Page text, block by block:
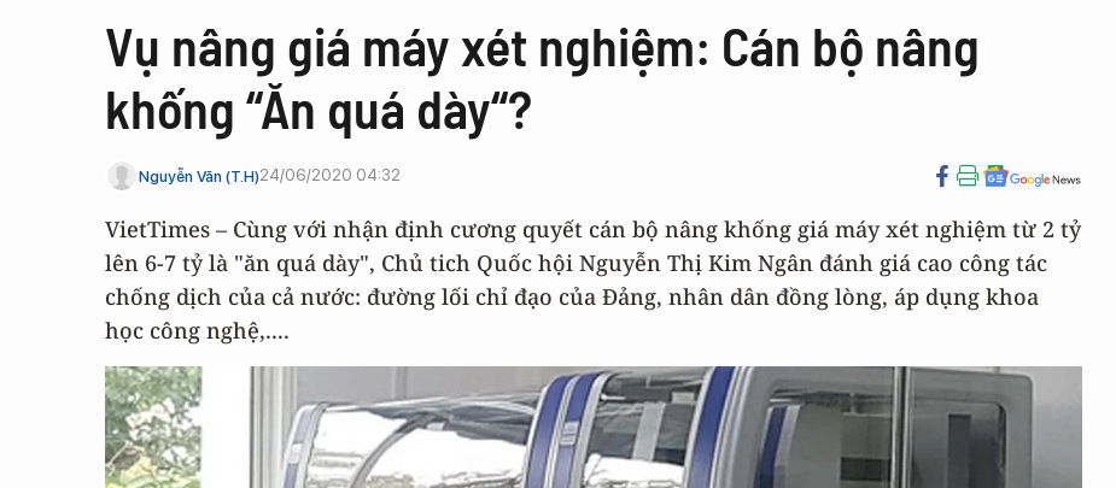
Vụ nâng giá máy xét nghiệm: Cán bộ nâng
khống “Ăn quá dày“?
Nguyễn Văn (T.H)24/06/2020 04:32
VietTimes – Cùng với nhận định cương quyết cán bộ nâng khống giá máy xét nghiệm từ 2 tỷ
lên 6-7 tỷ là "ăn quá dày", Chủ tich Quốc hội Nguyễn Thị Kim Ngân đánh giá cao công tác
chống dịch của cả nước: đường lối chỉ đạo của Đảng, nhân dân đồng lòng, áp dụng khoa
học công nghệ,....